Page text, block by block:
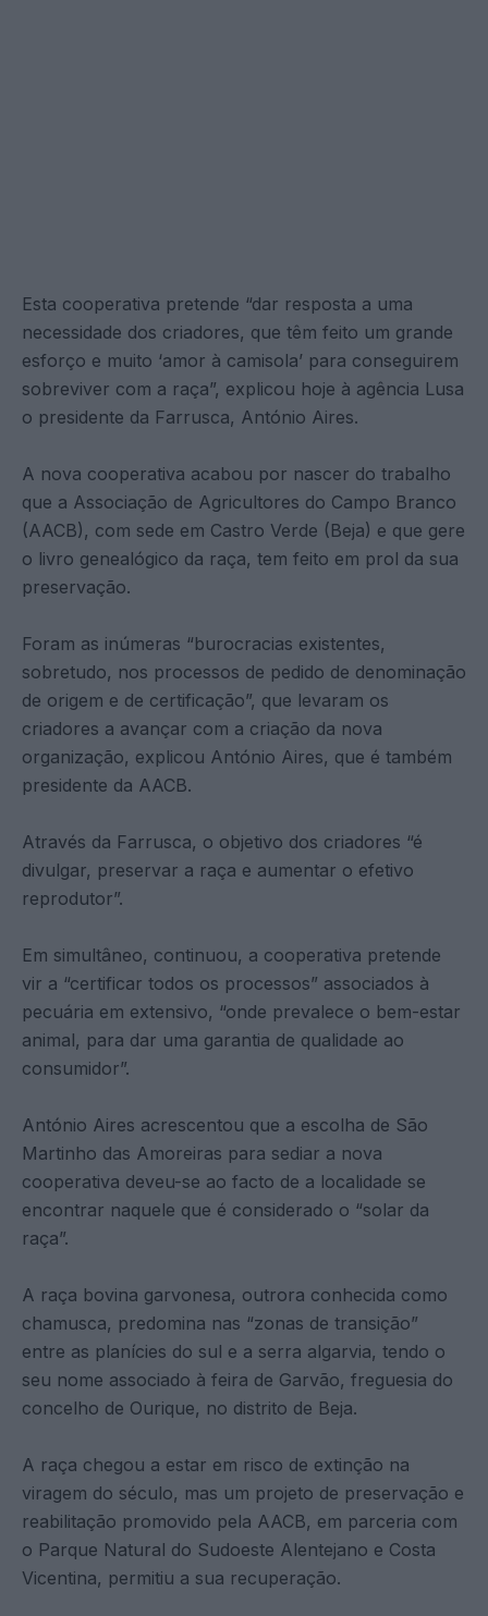
Esta cooperativa pretende “dar resposta a uma
necessidade dos criadores, que têm feito um grande
esforço e muito ‘amor à camisola’ para conseguirem
sobreviver com a raça”, explicou hoje à agência Lusa
o presidente da Farrusca, António Aires.
A nova cooperativa acabou por nascer do trabalho
que a Associação de Agricultores do Campo Branco
(AACB), com sede em Castro Verde (Beja) e que gere
o livro genealógico da raça, tem feito em prol da sua
preservação.
Foram as inúmeras “burocracias existentes,
sobretudo, nos processos de pedido de denominação
de origem e de certificação”, que levaram os
criadores a avançar com a criação da nova
organização, explicou António Aires, que é também
presidente da AACB.
Através da Farrusca, o objetivo dos criadores “é
divulgar, preservar a raça e aumentar o efetivo
reprodutor”.
Em simultâneo, continuou, a cooperativa pretende
vir a “certificar todos os processos” associados à
pecuária em extensivo, “onde prevalece o bem-estar
animal, para dar uma garantia de qualidade ao
consumidor”.
António Aires acrescentou que a escolha de São
Martinho das Amoreiras para sediar a nova
cooperativa deveu-se ao facto de a localidade se
encontrar naquele que é considerado o “solar da
raça”.
A raça bovina garvonesa, outrora conhecida como
chamusca, predomina nas “zonas de transição”
entre as planícies do sul e a serra algarvia, tendo o
seu nome associado à feira de Garvão, freguesia do
concelho de Ourique, no distrito de Beja.
A raça chegou a estar em risco de extinção na
viragem do século, mas um projeto de preservação e
reabilitação promovido pela AACB, em parceria com
o Parque Natural do Sudoeste Alentejano e Costa
Vicentina, permitiu a sua recuperação.